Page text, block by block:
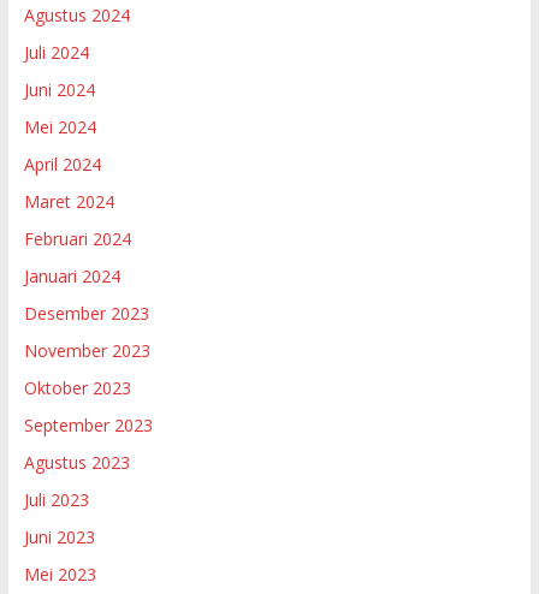
Agustus 2024
Juli 2024
Juni 2024
Mei 2024
April 2024
Maret 2024
Februari 2024
Januari 2024
Desember 2023
November 2023
Oktober 2023
September 2023
Agustus 2023
Juli 2023
Juni 2023
Mei 2023